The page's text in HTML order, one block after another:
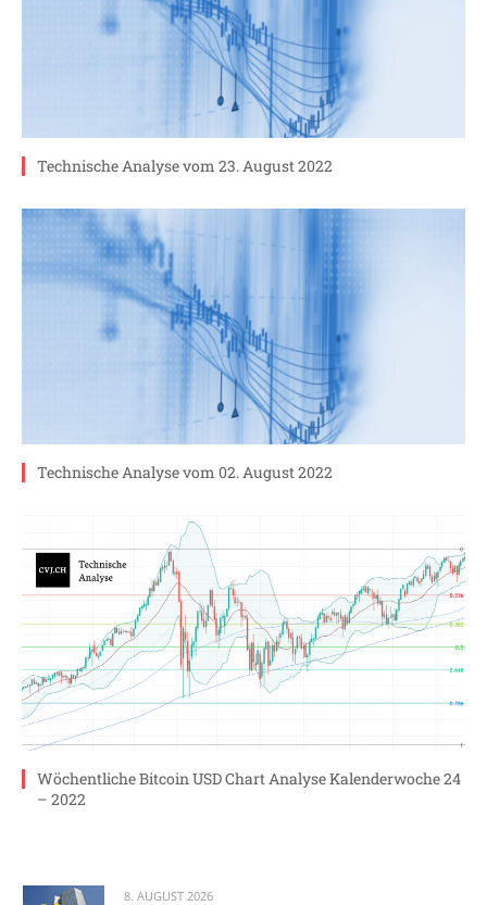
Technische Analyse vom 23. August 2022
Technische Analyse vom 02. August 2022
Wöchentliche Bitcoin USD Chart Analyse Kalenderwoche 24
– 2022
8. AUGUST 2026